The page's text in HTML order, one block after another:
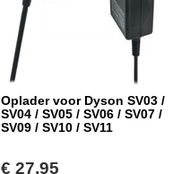
Oplader voor Dyson SV03 /
SV04 / SV05 / SV06 / SV07 /
SV09 / SV10 / SV11
€ 27,95